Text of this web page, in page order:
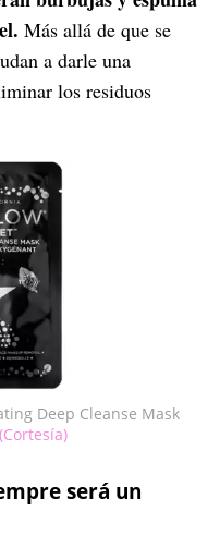
Más allá de que se
a darle una
los residuos
Deep Cleanse Mask
(Cortesía)
será un